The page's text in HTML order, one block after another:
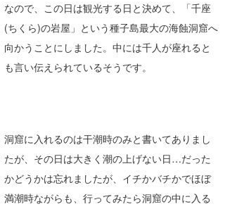
なので、この日は観光する日と決めて、「千座
(ちくら)の岩屋」という種子島最大の海蝕洞窟へ
向かうことにしました。中には千人が座れると
も言い伝えられているそうです。
洞窟に入れるのは干潮時のみと書いてありまし
たが、その日は大きく潮の上げない日…だった
かどうかは忘れましたが、イチかバチかでほぼ
満潮時ながらも、行ってみたら洞窟の中に入る
ゴン
米山予報士
banpaku
Mr.K
chappy